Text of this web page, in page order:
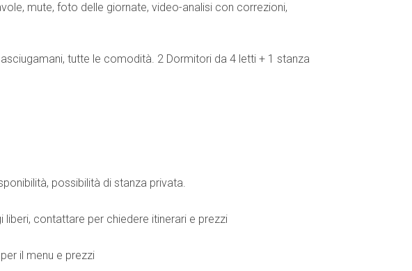
mute, foto delle giornate, video-analisi con correzioni,
tutte le comodità. 2 Dormitori da 4 letti + 1 stanza
possibilità di stanza privata.
liberi, contattare per chiedere itinerari e prezzi
il menu e prezzi